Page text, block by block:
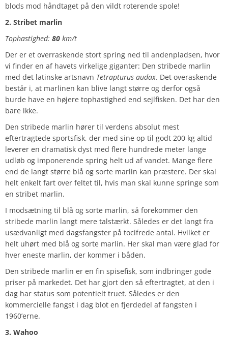
blods mod håndtaget på den vildt roterende spole!
2. Stribet marlin
Tophastighed: 80 km/t
Der er et overraskende stort spring ned til andenpladsen, hvor
vi finder en af havets virkelige giganter: Den stribede marlin
med det latinske artsnavn Tetrapturus audax. Det overaskende
består i, at marlinen kan blive langt større og derfor også
burde have en højere tophastighed end sejlfisken. Det har den
bare ikke.
Den stribede marlin hører til verdens absolut mest
eftertragtede sportsfisk, der med sine op til godt 200 kg altid
leverer en dramatisk dyst med flere hundrede meter lange
udløb og imponerende spring helt ud af vandet. Mange flere
end de langt større blå og sorte marlin kan præstere. Der skal
helt enkelt fart over feltet til, hvis man skal kunne springe som
en stribet marlin.
I modsætning til blå og sorte marlin, så forekommer den
stribede marlin langt mere talstærkt. Således er det langt fra
usædvanligt med dagsfangster på tocifrede antal. Hvilket er
helt uhørt med blå og sorte marlin. Her skal man være glad for
hver eneste marlin, der kommer i båden.
Den stribede marlin er en fin spisefisk, som indbringer gode
priser på markedet. Det har gjort den så eftertragtet, at den i
dag har status som potentielt truet. Således er den
kommercielle fangst i dag blot en fjerdedel af fangsten i
1960’erne.
3. Wahoo